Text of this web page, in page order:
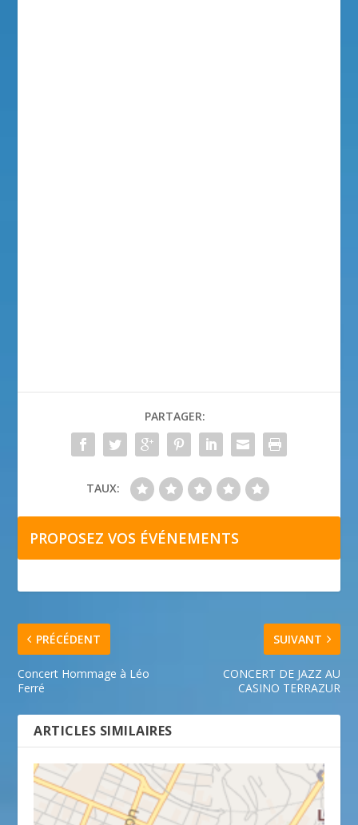
PARTAGER:
TAUX:
PROPOSEZ VOS ÉVÉNEMENTS
PRÉCÉDENT
Concert Hommage à Léo
Ferré
SUIVANT
CONCERT DE JAZZ AU
CASINO TERRAZUR
ARTICLES SIMILAIRES